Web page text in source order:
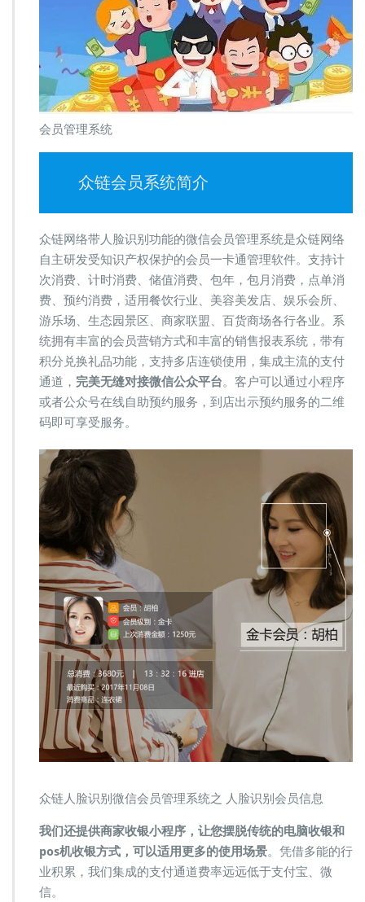
会员管理系统
众链会员系统简介
众链网络带人脸识别功能的微信会员管理系统是众链网络
自主研发受知识产权保护的会员一卡通管理软件。支持计
次消费、计时消费、储值消费、包年，包月消费，点单消
费、预约消费，适用餐饮行业、美容美发店、娱乐会所、
游乐场、生态园景区、商家联盟、百货商场各行各业。系
统拥有丰富的会员营销方式和丰富的销售报表系统，带有
积分兑换礼品功能，支持多店连锁使用，集成主流的支付
通道， 完美无缝对接微信公众平台。客户可以通过小程序
或者公众号在线自助预约服务，到店出示预约服务的二维
码即可享受服务。
众链人脸识别微信会员管理系统之 人脸识别会员信息
我们还提供商家收银小程序，让您摆脱传统的电脑收银和
pos机收银方式，可以适用更多的使用场景。凭借多能的行
业积累，我们集成的支付通道费率远远低于支付宝、微
信。